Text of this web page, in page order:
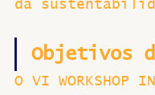
da
Objetivos
O VI WORKSHOP